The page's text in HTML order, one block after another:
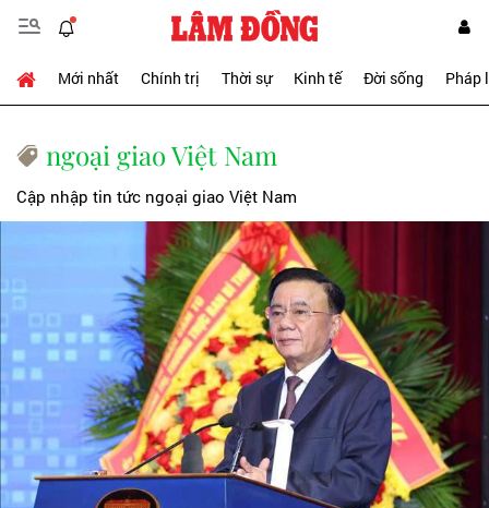
Mới nhất Chính trị Thời sự Kinh tế Đời sống Pháp
ngoại giao Việt Nam
Cập nhập tin tức ngoại giao Việt Nam